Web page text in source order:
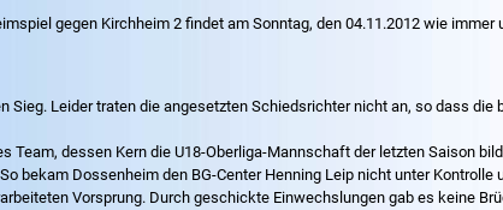
gegen Kirchheim 2 findet am Sonntag, den 04.11.2012 wie immer
Leider traten die angesetzten Schiedsrichter nicht an, so dass
dessen Kern die U18-Oberliga-Mannschaft der letzten Saison
bekam Dossenheim den BG-Center Henning Leip nicht unter
Vorsprung. Durch geschickte Einwechslungen gab es keine